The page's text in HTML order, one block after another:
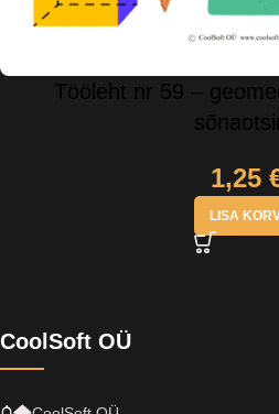
Tööleht nr 59 –
1,25
LISA
CoolSoft OÜ